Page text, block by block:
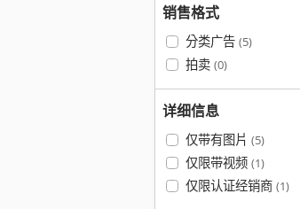
销售格式
分类广告 (5)
拍卖 (0)
详细信息
仅带有图片 (5)
仅限带视频 (1)
仅限认证经销商 (1)